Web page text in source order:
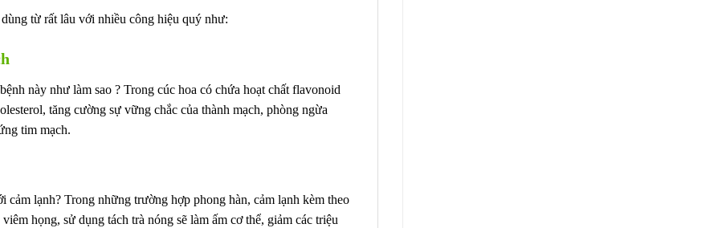
từ rất lâu với nhiều công hiệu quý như:
này như làm sao ? Trong cúc hoa có chứa hoạt chất flavonoid
tăng cường sự vững chắc của thành mạch, phòng ngừa
tim mạch.
cảm lạnh? Trong những trường hợp phong hàn, cảm lạnh kèm theo
họng, sử dụng tách trà nóng sẽ làm ấm cơ thể, giảm các triệu